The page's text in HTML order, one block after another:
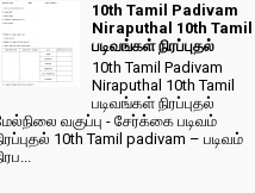
10th Tamil Padivam
Niraputhal 10th Tamil
படிவங்கள் நிரப்புதல்
10th Tamil Padivam
Niraputhal 10th Tamil
படிவங்கள் நிரப்புதல்
வகுப்பு - சேர்க்கை படிவம்
10th Tamil padivam – படிவம்